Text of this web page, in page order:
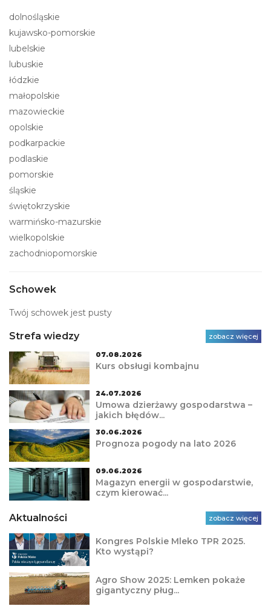
dolnośląskie
kujawsko-pomorskie
lubelskie
lubuskie
łódzkie
małopolskie
mazowieckie
opolskie
podkarpackie
podlaskie
pomorskie
śląskie
świętokrzyskie
warmińsko-mazurskie
wielkopolskie
zachodniopomorskie
Schowek
Twój schowek jest pusty
Strefa wiedzy zobacz więcej
07.08.2026
Kurs obsługi kombajnu
24.07.2026
Umowa dzierżawy gospodarstwa –
jakich błędów...
30.06.2026
Prognoza pogody na lato 2026
09.06.2026
Magazyn energii w gospodarstwie,
czym kierować...
Aktualności zobacz więcej
Kongres Polskie Mleko TPR 2025.
Kto wystąpi?
Agro Show 2025: Lemken pokaże
gigantyczny pług...